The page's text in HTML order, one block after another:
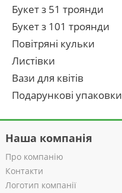
Букет з 51 троянди
Букет з 101 троянди
Повітряні кульки
Листівки
Вази для квітів
Подарункові упаковки
Наша компанія
Про компанію
Контакти
Логотип компанії